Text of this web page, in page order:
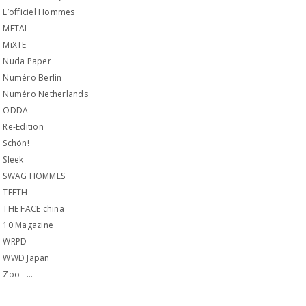
L’officiel Hommes
METAL
MiXTE
Nuda Paper
Numéro Berlin
Numéro Netherlands
ODDA
Re-Edition
Schön!
Sleek
SWAG HOMMES
TEETH
THE FACE china
10 Magazine
WRPD
WWD Japan
Zoo …